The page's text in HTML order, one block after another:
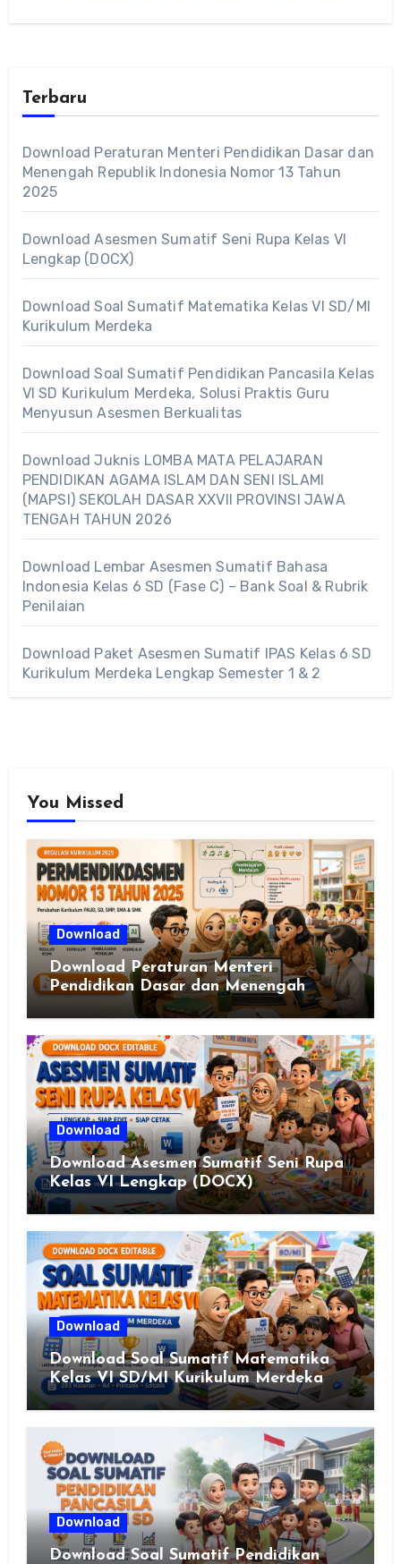
Terbaru
Download Peraturan Menteri Pendidikan Dasar dan
Menengah Republik Indonesia Nomor 13 Tahun
2025
Download Asesmen Sumatif Seni Rupa Kelas VI
Lengkap (DOCX)
Download Soal Sumatif Matematika Kelas VI SD/MI
Kurikulum Merdeka
Download Soal Sumatif Pendidikan Pancasila Kelas
VI SD Kurikulum Merdeka, Solusi Praktis Guru
Menyusun Asesmen Berkualitas
Download Juknis LOMBA MATA PELAJARAN
PENDIDIKAN AGAMA ISLAM DAN SENI ISLAMI
(MAPSI) SEKOLAH DASAR XXVII PROVINSI JAWA
TENGAH TAHUN 2026
Download Lembar Asesmen Sumatif Bahasa
Indonesia Kelas 6 SD (Fase C) – Bank Soal & Rubrik
Penilaian
Download Paket Asesmen Sumatif IPAS Kelas 6 SD
Kurikulum Merdeka Lengkap Semester 1 & 2
You Missed
Download
Download Peraturan Menteri
Pendidikan Dasar dan Menengah
Republik Indonesia Nomor 13 Tahun
2025
Download
Download Asesmen Sumatif Seni Rupa
Kelas VI Lengkap (DOCX)
Download
Download Soal Sumatif Matematika
Kelas VI SD/MI Kurikulum Merdeka
Download
Download Soal Sumatif Pendidikan